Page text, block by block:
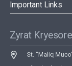
Important Links
Zyrat Kryesore
St. "Maliq